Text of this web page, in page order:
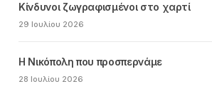
Κίνδυνοι ζωγραφισμένοι στο χαρτί
29 Ιουλίου 2026
Η Νικόπολη που προσπερνάμε
28 Ιουλίου 2026